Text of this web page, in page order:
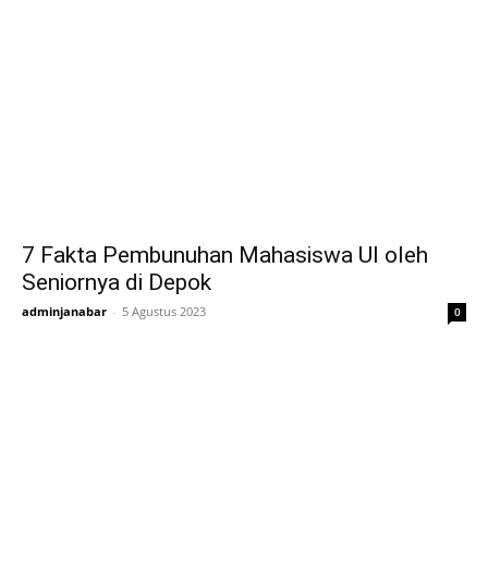
7 Fakta Pembunuhan Mahasiswa UI oleh
Seniornya di Depok
adminjanabar - 5 Agustus 2023 0